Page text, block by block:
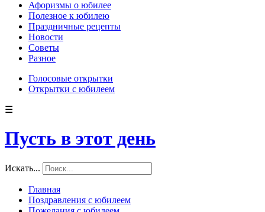
Афоризмы о юбилее
Полезное к юбилею
Праздничные рецепты
Новости
Советы
Разное
Голосовые открытки
Открытки с юбилеем
☰
Пусть в этот день
Искать...
Главная
Поздравления с юбилеем